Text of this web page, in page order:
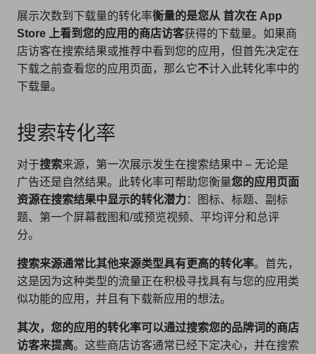
展示次数到下载量的转化率衡量的是您从 首次在 App
Store 上看到您的应用的商店访客获得的下载量。如果商
店访客在搜索结果或推荐中看到您的应用，但首先决定在
下载之前查看您的应用页面，那么它不计入此转化率中的
下载量。
搜索转化率
对于搜索来源，第一次展示发生在搜索结果中 – 无论是
广告还是自然结果。此转化率可帮助您衡量您的应用页面
资源在搜索结果中显示的转化潜力 ：图标、标题、副标
题、第一个屏幕截图和/或预览视频、平均评分和总评
分。
搜索来源通常比其他来源类型具有更高的转化率。首先，
这是因为这种类型的流量正在积极寻找具有与您的应用类
似功能的应用，并且有下载新应用的想法。
其次，您的应用的转化率可以通过搜索您的品牌词的商店
访客来提高。这些商店访客通常已经下定决心，并在搜索